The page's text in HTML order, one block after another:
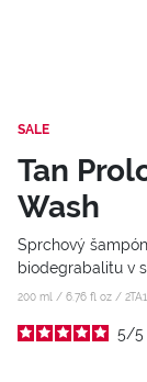
SALE
Tan
Wash
Sprchový
biodegrabalitu v
200 ml / 6.76 fl oz /
5/5